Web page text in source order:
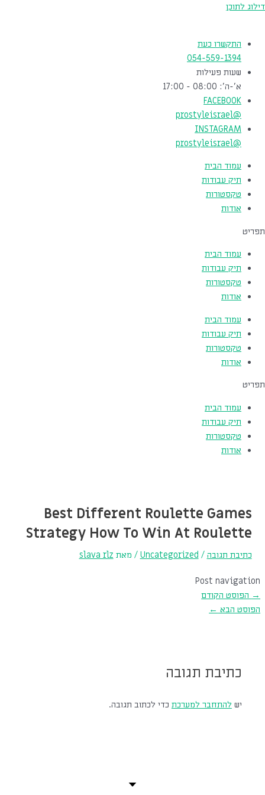
דילוג לתוכן
התקשרו כעת
054-559-1394
שעות פעילות
א'-ה': 08:00 - 17:00
FACEBOOK
@prostyleisrael
INSTAGRAM
@prostyleisrael
עמוד הבית
תיק עבודות
טקסטורות
אודות
תפריט
עמוד הבית
תיק עבודות
טקסטורות
אודות
עמוד הבית
תיק עבודות
טקסטורות
אודות
תפריט
עמוד הבית
תיק עבודות
טקסטורות
אודות
Best Different Roulette Games
Strategy How To Win At Roulette
כתיבת תגובה /
Uncategorized / מאת slava rlz
Post navigation
→ הפוסט הקודם
הפוסט הבא ←
כתיבת תגובה
יש להתחבר למערכת כדי לכתוב תגובה.